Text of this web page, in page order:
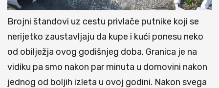
Brojni štandovi uz cestu privlače putnike koji se
nerijetko zaustavljaju da kupe i kući ponesu neko
od obilježja ovog godišnjeg doba. Granica je na
vidiku pa smo nakon par minuta u domovini nakon
jednog od boljih izleta u ovoj godini. Nakon svega